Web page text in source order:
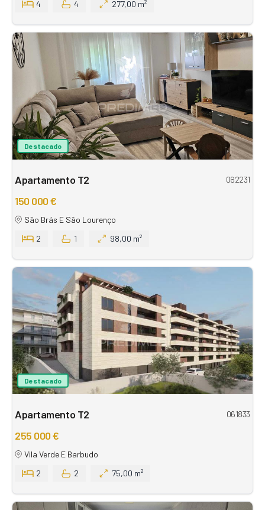
4
4 277,00 m²
Destacado
Apartamento T2 062231
150 000 €
São Brás E São Lourenço
2
1 98,00 m²
Destacado
Apartamento T2 061833
255 000 €
Vila Verde E Barbudo
2
2 75,00 m²